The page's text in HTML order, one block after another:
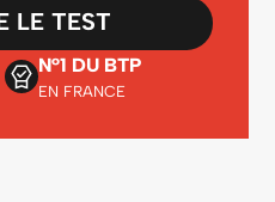
LE TEST
N°1 DU BTP
EN FRANCE